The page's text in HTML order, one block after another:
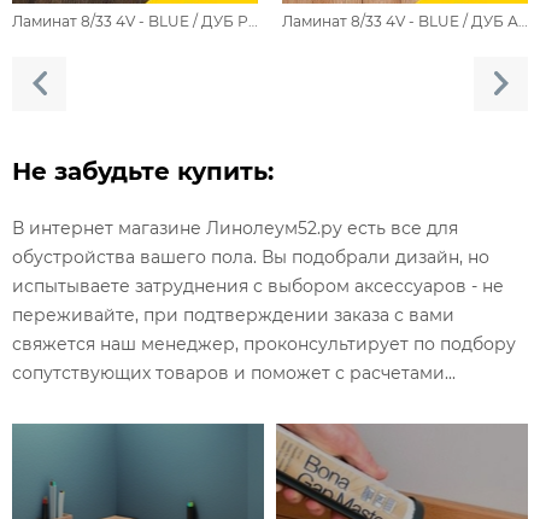
Не забудьте купить:
В интернет магазине Линолеум52.ру есть все для
обустройства вашего пола. Вы подобрали дизайн, но
испытываете затруднения с выбором аксессуаров - не
переживайте, при подтверждении заказа с вами
свяжется наш менеджер, проконсультирует по подбору
сопутствующих товаров и поможет с расчетами...